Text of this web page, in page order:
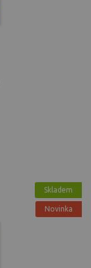
Skladem
Novinka